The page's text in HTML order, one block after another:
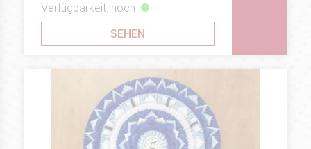
Verfügbarkeit: hoch
SEHEN